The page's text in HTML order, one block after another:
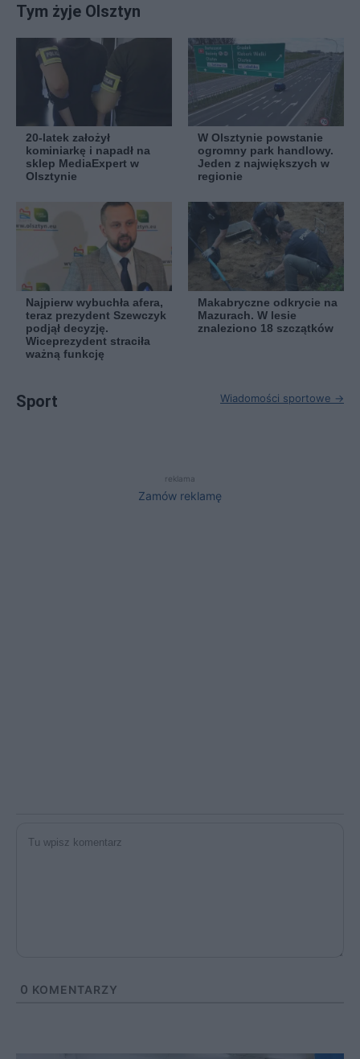
Tym żyje Olsztyn
20-latek założył
kominiarkę i napadł na
sklep MediaExpert w
Olsztynie
W Olsztynie powstanie
ogromny park handlowy.
Jeden z największych w
regionie
Najpierw wybuchła afera,
teraz prezydent Szewczyk
podjął decyzję.
Wiceprezydent straciła
ważną funkcję
Makabryczne odkrycie na
Mazurach. W lesie
znaleziono 18 szczątków
Sport Wiadomości sportowe →
reklama
Zamów reklamę
0 KOMENTARZY